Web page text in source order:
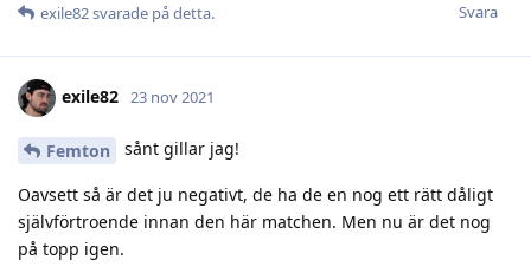
Svara
exile82svarade på detta.
exile82 23 nov 2021
Femton sånt gillar jag!
Oavsett så är det ju negativt, de ha de en nog ett rätt dåligt
självförtroende innan den här matchen. Men nu är det nog
på topp igen.